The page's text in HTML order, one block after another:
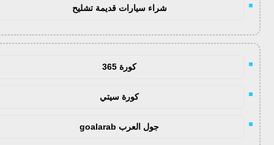
شراء سيارات قديمة تشليح
كورة 365
كورة سيتي
جول العرب goalarab